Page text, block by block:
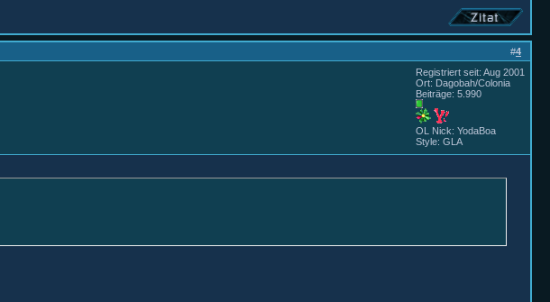
#4
Registriert seit: Aug 2001
Ort: Dagobah/Colonia
Beiträge: 5.990
OL Nick: YodaBoa
Style: GLA